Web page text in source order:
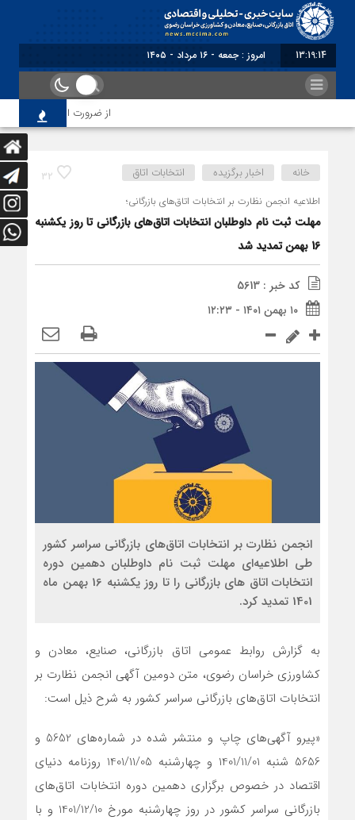
13:19:15 امروز : جمعه - ۱۶ مرداد - ۱۴۰۵
از ضرورت اصلاح رویه‌های
32 خانه اخبار برگزیده انتخابات اتاق
اطلاعیه انجمن نظارت بر انتخابات اتاق‌های بازرگانی؛
مهلت ثبت نام داوطلبان انتخابات اتاق‌های بازرگانی تا روز یکشنبه
16 بهمن تمدید شد
کد خبر : 5613
۱۰ بهمن ۱۴۰۱ - ۱۲:۲۳
انجمن نظارت بر انتخابات اتاق‌های بازرگانی سراسر کشور
طی اطلاعیه‌ای مهلت ثبت نام داوطلبان دهمین دوره
انتخابات اتاق های بازرگانی را تا روز یکشنبه 16 بهمن ماه
1401 تمدید کرد.
به گزارش روابط عمومی اتاق بازرگانی، صنایع، معادن و
کشاورزی خراسان رضوی، متن دومین آگهی انجمن نظارت بر
انتخابات اتاق‌های بازرگانی سراسر کشور به شرح ذیل است:
«پیرو آگهی‌های چاپ و منتشر شده در شماره‌های 5652 و
5656 شنبه 1401/11/01 و چهارشنبه 1401/11/05 روزنامه دنیای
اقتصاد در خصوص برگزاری دهمین دوره انتخابات اتاق‌های
بازرگانی سراسر کشور در روز چهارشنبه مورخ 1401/12/10 و با